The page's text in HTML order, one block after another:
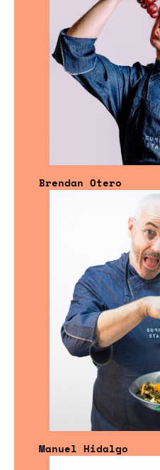
Brendan Otero
Manuel Hidalgo